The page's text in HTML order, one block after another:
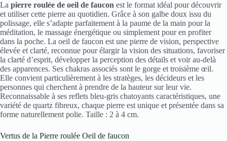
La pierre roulée de oeil de faucon est le format idéal pour découvrir
et utiliser cette pierre au quotidien. Grâce à son galbe doux issu du
polissage, elle s’adapte parfaitement à la paume de la main pour la
méditation, le massage énergétique ou simplement pour en profiter
dans la poche. La oeil de faucon est une pierre de vision, perspective
élevée et clarté, reconnue pour élargir la vision des situations, favoriser
la clarté d’esprit, développer la perception des détails et voir au-delà
des apparences. Ses chakras associés sont le gorge et troisième œil.
Elle convient particulièrement à les stratèges, les décideurs et les
personnes qui cherchent à prendre de la hauteur sur leur vie.
Reconnaissable à ses reflets bleu-gris chatoyants caractéristiques, une
variété de quartz fibreux, chaque pierre est unique et présentée dans sa
forme naturellement polie. Taille : 2 à 4 cm.
Vertus de la Pierre roulée Oeil de faucon